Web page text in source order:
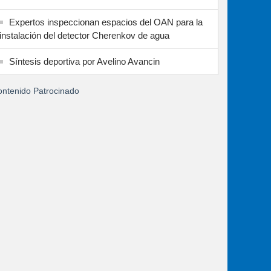
Expertos inspeccionan espacios del OAN para la
instalación del detector Cherenkov de agua
Síntesis deportiva por Avelino Avancin
Patrocinado